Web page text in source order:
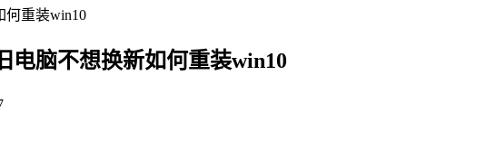
何重装win10
电脑不想换新如何重装win10